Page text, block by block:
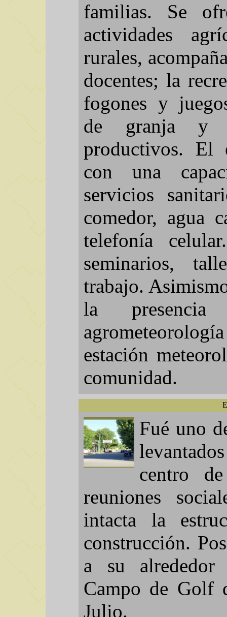
familias. Se
actividades
rurales,
docentes; la
fogones y
de granja y
productivos. El
con una
servicios
comedor, agua
telefonía
seminarios,
trabajo.
la
estación
comunidad.
Fué uno
centro
reuniones
intacta la
construcción.
a su
Campo de Golf
Julio.